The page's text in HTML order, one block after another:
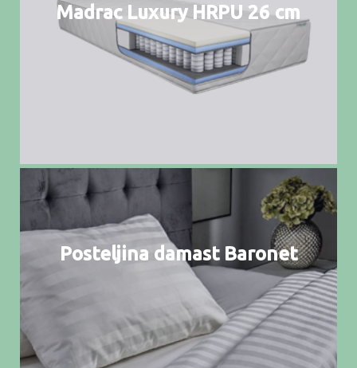
Madrac Luxury HRPU 26 cm
Posteljina damast Baronet